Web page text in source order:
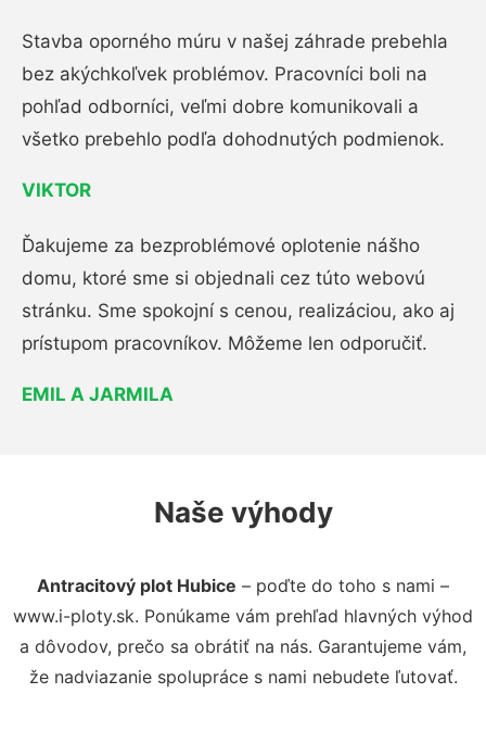
Stavba oporného múru v našej záhrade prebehla
bez akýchkoľvek problémov. Pracovníci boli na
pohľad odborníci, veľmi dobre komunikovali a
všetko prebehlo podľa dohodnutých podmienok.
VIKTOR
Ďakujeme za bezproblémové oplotenie nášho
domu, ktoré sme si objednali cez túto webovú
stránku. Sme spokojní s cenou, realizáciou, ako aj
prístupom pracovníkov. Môžeme len odporučiť.
EMIL A JARMILA
Naše výhody
Antracitový plot Hubice – poďte do toho s nami –
www.i-ploty.sk. Ponúkame vám prehľad hlavných výhod
a dôvodov, prečo sa obrátiť na nás. Garantujeme vám,
že nadviazanie spolupráce s nami nebudete ľutovať.